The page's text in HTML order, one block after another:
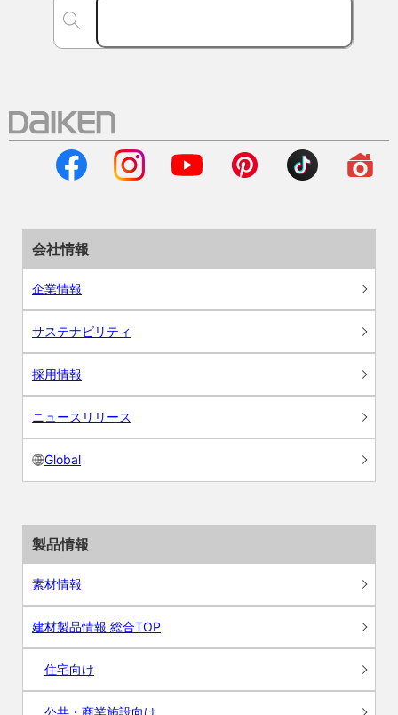
会社情報
企業情報
サステナビリティ
採用情報
ニュースリリース
Global
製品情報
素材情報
建材製品情報 総合TOP
住宅向け
公共・商業施設向け